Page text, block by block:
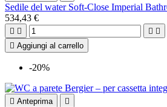
Sedile del water Soft-Close Imperial
534,43 €
   
 Aggiungi al carrello
-20%
 Anteprima 